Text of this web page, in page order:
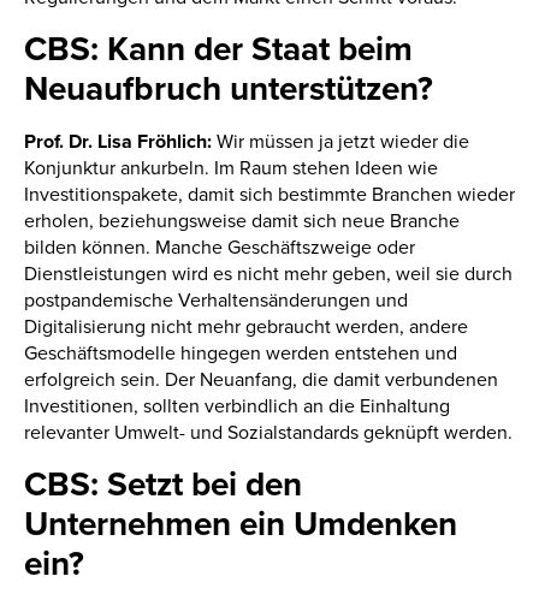
CBS: Kann der Staat beim
Neuaufbruch unterstützen?
Prof. Dr. Lisa Fröhlich: Wir müssen ja jetzt wieder die
Konjunktur ankurbeln. Im Raum stehen Ideen wie
Investitionspakete, damit sich bestimmte Branchen wieder
erholen, beziehungsweise damit sich neue Branche
bilden können. Manche Geschäftszweige oder
Dienstleistungen wird es nicht mehr geben, weil sie durch
postpandemische Verhaltensänderungen und
Digitalisierung nicht mehr gebraucht werden, andere
Geschäftsmodelle hingegen werden entstehen und
erfolgreich sein. Der Neuanfang, die damit verbundenen
Investitionen, sollten verbindlich an die Einhaltung
relevanter Umwelt- und Sozialstandards geknüpft werden.
CBS: Setzt bei den
Unternehmen ein Umdenken
ein?